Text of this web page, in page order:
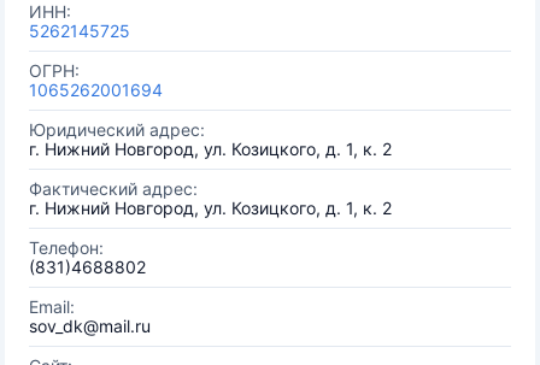
ИНН:
5262145725
ОГРН:
1065262001694
Юридический адрес:
г. Нижний Новгород, ул. Козицкого, д. 1, к. 2
Фактический адрес:
г. Нижний Новгород, ул. Козицкого, д. 1, к. 2
Телефон:
(831)4688802
Email:
sov_dk@mail.ru